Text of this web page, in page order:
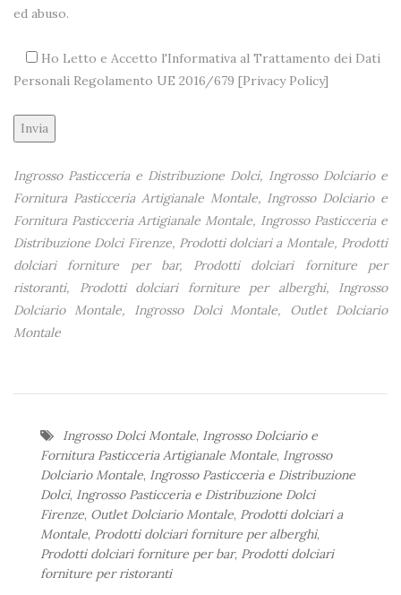
ed abuso.
Ho Letto e Accetto l'Informativa al Trattamento dei Dati
Personali Regolamento UE 2016/679 [Privacy Policy]
Alternative:
Ingrosso Pasticceria e Distribuzione Dolci, Ingrosso Dolciario e
Fornitura Pasticceria Artigianale Montale, Ingrosso Dolciario e
Fornitura Pasticceria Artigianale Montale, Ingrosso Pasticceria e
Distribuzione Dolci Firenze, Prodotti dolciari a Montale, Prodotti
dolciari forniture per bar, Prodotti dolciari forniture per
ristoranti, Prodotti dolciari forniture per alberghi, Ingrosso
Dolciario Montale, Ingrosso Dolci Montale, Outlet Dolciario
Montale
Ingrosso Dolci Montale, Ingrosso Dolciario e
Fornitura Pasticceria Artigianale Montale, Ingrosso
Dolciario Montale, Ingrosso Pasticceria e Distribuzione
Dolci, Ingrosso Pasticceria e Distribuzione Dolci
Firenze, Outlet Dolciario Montale, Prodotti dolciari a
Montale, Prodotti dolciari forniture per alberghi,
Prodotti dolciari forniture per bar, Prodotti dolciari
forniture per ristoranti